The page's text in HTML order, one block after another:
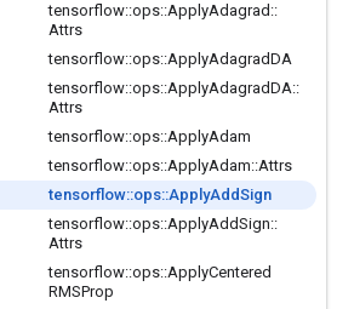
tensorflow::ops::ApplyAdagrad ::
Attrs
tensorflow::ops::ApplyAdagradDA
tensorflow::ops::ApplyAdagradDA::
Attrs
tensorflow::ops::ApplyAdam
tensorflow::ops::ApplyAdam::Attrs
tensorflow::ops::ApplyAddSign
tensorflow::ops::ApplyAddSign::
Attrs
tensorflow::ops::ApplyCentered
RMSProp